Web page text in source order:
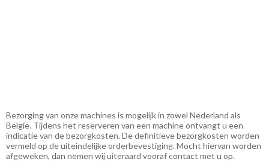
Bezorging van onze machines is mogelijk in zowel Nederland als
België. Tijdens het reserveren van een machine ontvangt u een
indicatie van de bezorgkosten. De definitieve bezorgkosten worden
vermeld op de uiteindelijke orderbevestiging. Mocht hiervan worden
afgeweken, dan nemen wij uiteraard vooraf contact met u op.